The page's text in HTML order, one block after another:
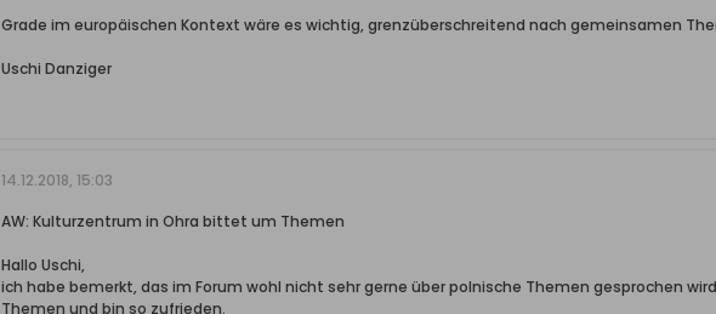
Grade im europäischen Kontext wäre es wichtig, grenzüberschreitend nach gemeinsamen
Uschi Danziger
14.12.2018, 15:03
AW: Kulturzentrum in Ohra bittet um Themen
Hallo Uschi,
ich habe bemerkt, das im Forum wohl nicht sehr gerne über polnische Themen gesprochen
Themen und bin so zufrieden.